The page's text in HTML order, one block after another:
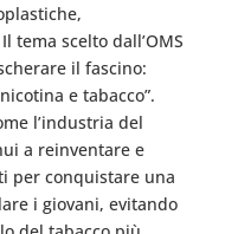
tema scelto dall’OMS
il fascino:
e tabacco”.
l’industria del
a reinventare e
per conquistare una
i giovani, evitando